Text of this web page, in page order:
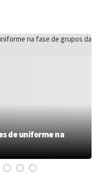
de uniforme na